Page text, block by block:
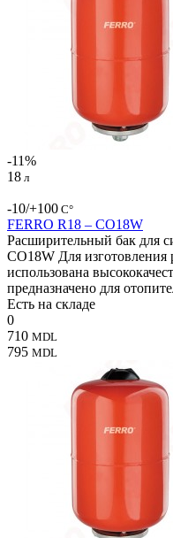
-11%
18 л
-10/+100 С°
FERRO R18 – CO18W
Расширительный бак для
CO18W Для изготовления
использована
предназначено для
Есть на складе
0
710 MDL
795 MDL